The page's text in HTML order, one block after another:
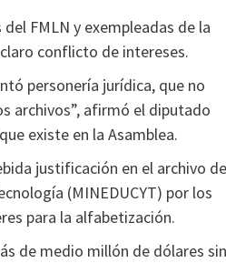
FMLN y exempleadas de la
conflicto de intereses.
personería jurídica, que no
archivos”, afirmó el diputado
existe en la Asamblea.
justificación en el archivo
(MINEDUCYT) por los
para la alfabetización.
de medio millón de dólares sin